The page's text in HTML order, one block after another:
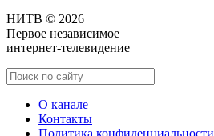
НИТВ © 2026
Первое независимое
интернет-телевидение
О канале
Контакты